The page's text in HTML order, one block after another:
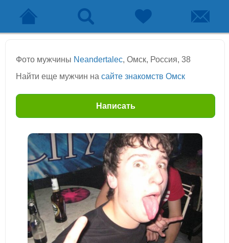
Фото мужчины Neandertalec, Омск, Россия, 38
Найти еще мужчин на сайте знакомств Омск
Написать